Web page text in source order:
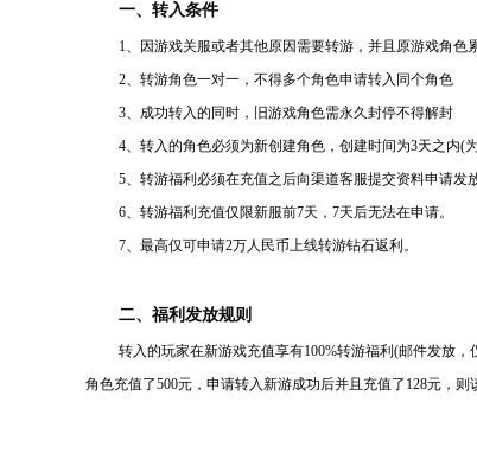
一、转入条件
1、 因游戏关服或者其他原因需要转游，并且原游戏角色
2、 转游角色一对一，不得多个角色申请转入同个角色
3、 成功转入的同时，旧游戏角色需永久封停不得解封
4、 转入的角色必须为新创建角色，创建时间为3天之内(
5、 转游福利必须在充值之后向渠道客服提交资料申请发
6、 转游福利充值仅限新服前7天，7天后无法在申请。
7、 最高仅可申请2万人民币上线转游钻石返利。
二、福利发放规则
转入的玩家在新游戏充值享有100%转游福利(邮件发放
角色充值了500元，申请转入新游成功后并且充值了128元，则